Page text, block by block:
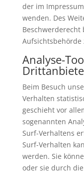
der im
wenden. Des
Aufsichtsbehörde
Analyse-
Beim Besuch
Verhalten
geschieht vor
sogenannten
Surf-Verhaltens
Surf-Verhalten
werden. Sie
oder sie durch